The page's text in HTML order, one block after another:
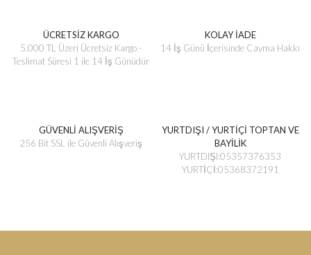
ÜCRETSİZ KARGO
5.000 TL Üzeri Ücretsiz Kargo -
Teslimat Süresi 1 ile 14 İş Günüdür
KOLAY İADE
14 İş Günü İçerisinde Cayma Hakkı
GÜVENLİ ALIŞVERİŞ
256 Bit SSL ile Güvenli Alışveriş
YURTDIŞI / YURTİÇİ TOPTAN VE
BAYİLİK
YURTDIŞI:05357376353
YURTİÇİ:05368372191